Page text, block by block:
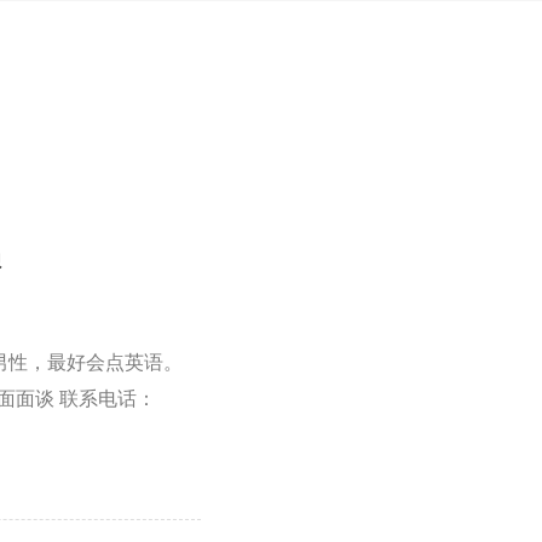
，最好会点英语。
面谈 联系电话：